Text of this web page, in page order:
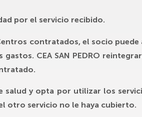
por el servicio recibido.
contratados, el socio
gastos. CEA SAN PEDRO
salud y opta por utilizar los
otro servicio no le haya cubierto.